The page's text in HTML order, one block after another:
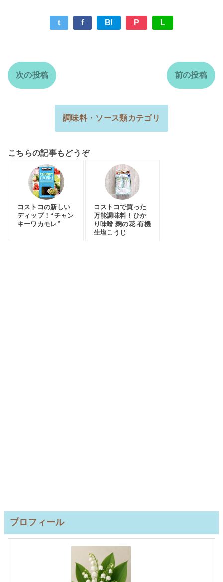
t f B! P L
次の投稿 前の投稿
調味料・ソース類カテゴリ
こちらの記事もどうぞ
コストコの新しい
ディップ！“チャン
キーワカモレ”
コストコで買った
万能調味料！ひか
り味噌 麹の花 有機
生塩こうじ
プロフィール